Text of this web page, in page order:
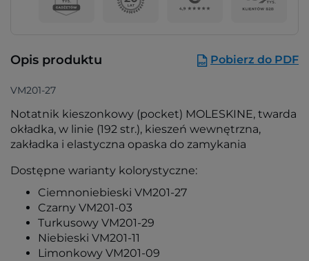
Opis produktu Pobierz do PDF
VM201-27
Notatnik kieszonkowy (pocket) MOLESKINE, twarda
okładka, w linie (192 str.), kieszeń wewnętrzna,
zakładka i elastyczna opaska do zamykania
Dostępne warianty kolorystyczne:
Ciemnoniebieski VM201-27
Czarny VM201-03
Turkusowy VM201-29
Niebieski VM201-11
Limonkowy VM201-09